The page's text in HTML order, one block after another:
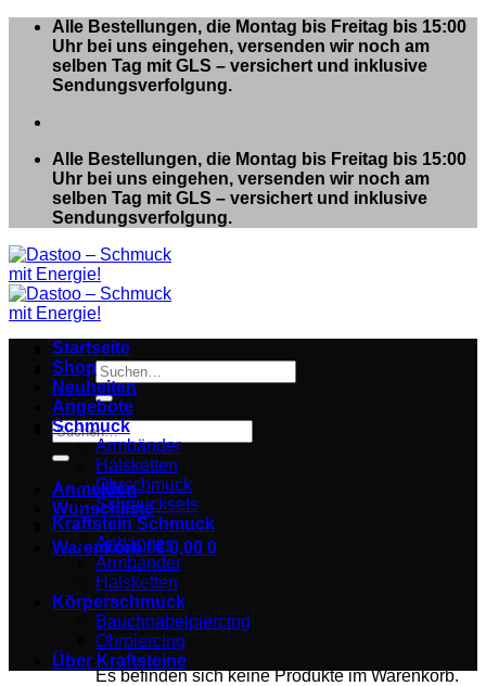
Zum
springen
Alle Bestellungen, die Montag bis Freitag bis 15:00
Uhr bei uns eingehen, versenden wir noch am
selben Tag mit GLS – versichert und inklusive
Sendungsverfolgung.
Alle Bestellungen, die Montag bis Freitag bis 15:00
Uhr bei uns eingehen, versenden wir noch am
selben Tag mit GLS – versichert und inklusive
Sendungsverfolgung.
Suchen
nach:
Suchen
nach:
Anmelden
Wunschliste
Warenkorb /€0,00 0
Es befinden sich keine Produkte im Warenkorb.
Startseite
Shop
Neuheiten
Angebote
Schmuck
Armbänder
Halsketten
Ohrschmuck
Schmucksets
Kraftstein Schmuck
Anhänger
Armbänder
Halsketten
Körperschmuck
Bauchnabelpiercing
Ohrpiercing
Über Kraftsteine